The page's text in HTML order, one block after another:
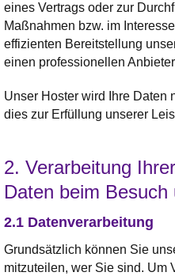
eines Vertrags oder zur
Maßnahmen bzw. im
effizienten Bereitstellung
einen professionellen
Unser Hoster wird Ihre Daten
dies zur Erfüllung unserer
2. Verarbeitung
Daten beim
2.1 Datenverarbeitung
Grundsätzlich können Sie
mitzuteilen, wer Sie sind. Um